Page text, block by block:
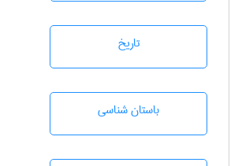
تاريخ
باستان شناسی